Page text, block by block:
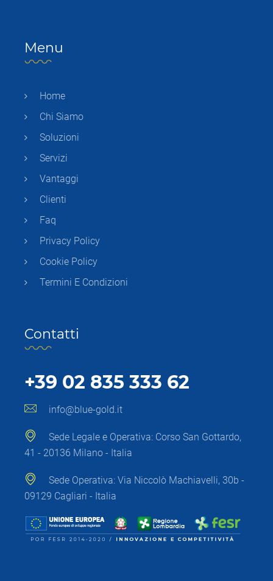
Menu
Home
Chi Siamo
Soluzioni
Servizi
Vantaggi
Clienti
Faq
Privacy Policy
Cookie Policy
Termini E Condizioni
Contatti
+39 02 835 333 62
info@blue-gold.it
Sede Legale e Operativa: Corso San Gottardo,
41 - 20136 Milano - Italia
Sede Operativa: Via Niccolò Machiavelli, 30b -
09129 Cagliari - Italia